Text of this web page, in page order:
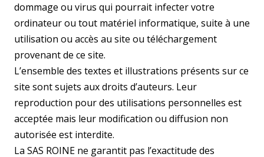
dommage ou virus qui pourrait infecter votre
ordinateur ou tout matériel informatique, suite à une
utilisation ou accès au site ou téléchargement
provenant de ce site.
L’ensemble des textes et illustrations présents sur ce
site sont sujets aux droits d’auteurs. Leur
reproduction pour des utilisations personnelles est
acceptée mais leur modification ou diffusion non
autorisée est interdite.
La SAS ROINE ne garantit pas l’exactitude des